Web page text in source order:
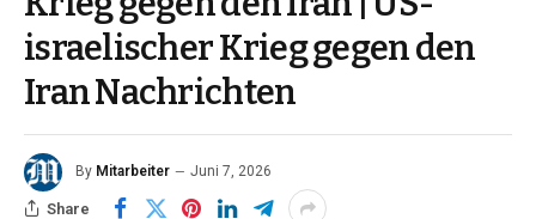
israelischer Krieg gegen den
Iran Nachrichten
By Mitarbeiter Juni 7, 2026
Share